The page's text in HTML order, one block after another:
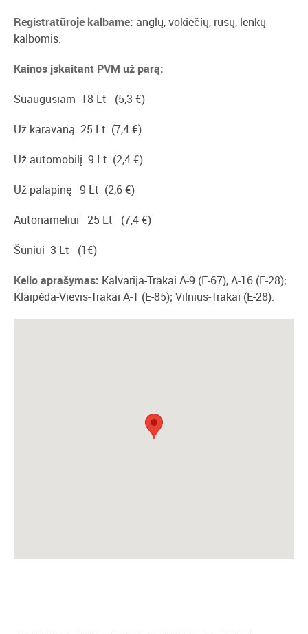
Registratūroje kalbame: anglų, vokiečių, rusų, lenkų
kalbomis.
Kainos įskaitant PVM už parą:
Suaugusiam 18 Lt (5,3 €)
Už karavaną 25 Lt (7,4 €)
Už automobilį 9 Lt (2,4 €)
Už palapinę 9 Lt (2,6 €)
Autonameliui 25 Lt (7,4 €)
Šuniui 3 Lt (1€)
Kelio aprašymas: Kalvarija-Trakai A-9 (E-67), A-16 (E-28);
Klaipėda-Vievis-Trakai A-1 (E-85); Vilnius-Trakai (E-28).